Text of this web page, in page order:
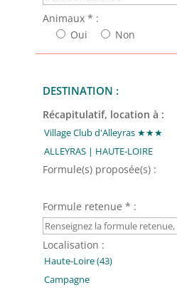
Animaux * :
Oui
Non
DESTINATION :
Récapitulatif, location à :
Formule(s) proposée(s) :
Formule retenue * :
Localisation :